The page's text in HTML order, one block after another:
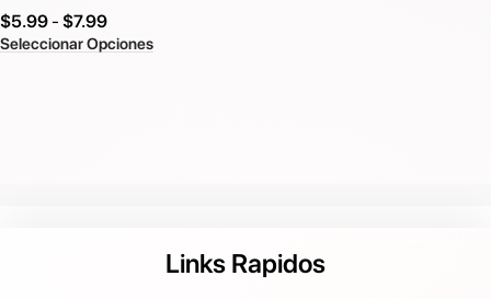
$5.99- $7.99
Seleccionar Opciones
Links Rapidos